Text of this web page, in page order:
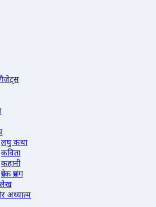
लघु कथा
कविता
कहानी
प्रेरक प्रसंग
लेख
अध्यात्म